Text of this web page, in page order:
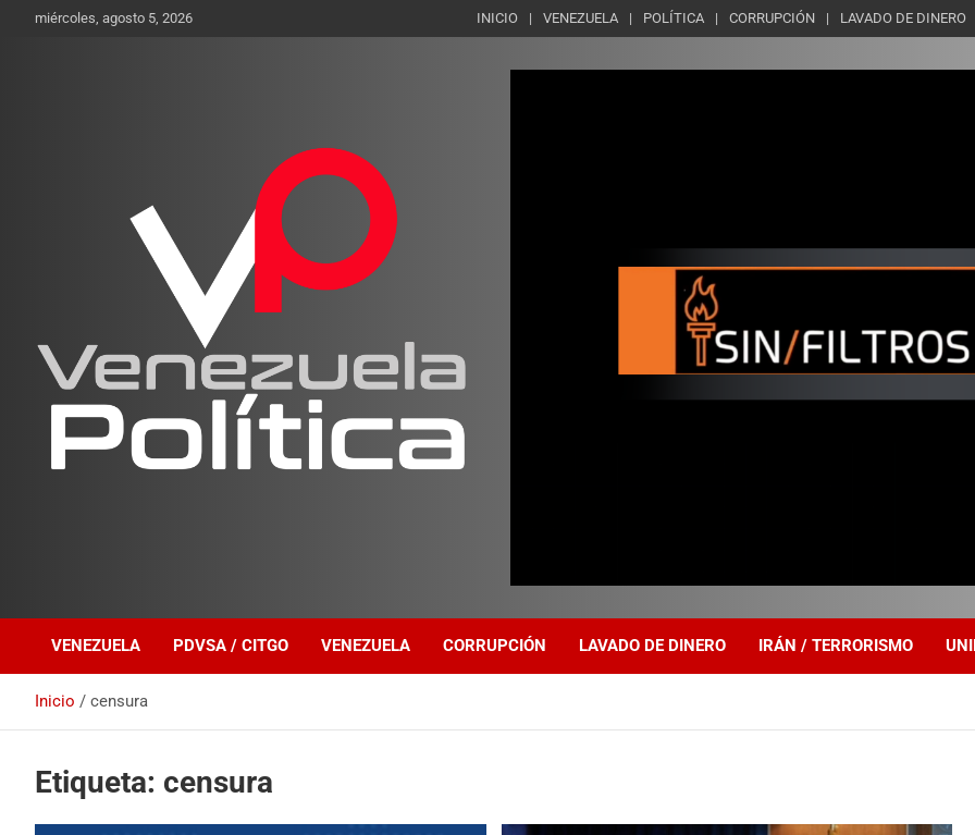
miércoles, agosto 5, 2026 INICIO VENEZUELA POLÍTICA CORRUPCIÓN LAVADO DE DINERO
VENEZUELA PDVSA / CITGO VENEZUELA CORRUPCIÓN LAVADO DE DINERO IRÁN / TERRORISMO
Inicio censura
Etiqueta: censura